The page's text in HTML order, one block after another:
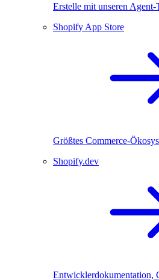
Erstelle mit unseren Agent-
Shopify App Store
Größtes Commerce-
Shopify.dev
Entwicklerdokumentation,